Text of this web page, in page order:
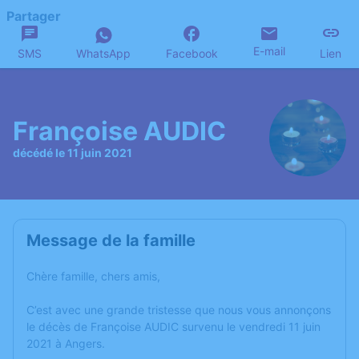
Partager
SMS WhatsApp Facebook E-mail Lien
Françoise AUDIC
décédé le 11 juin 2021
Message de la famille
Chère famille, chers amis,
C’est avec une grande tristesse que nous vous annonçons
le décès de Françoise AUDIC survenu le vendredi 11 juin
2021 à Angers.